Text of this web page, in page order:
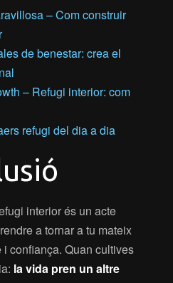
– Com construir
de benestar: crea el
– Refugi interior: com
refugi del dia a dia
interior és un acte
a tornar a tu mateix
confiança. Quan cultives
la vida pren un altre